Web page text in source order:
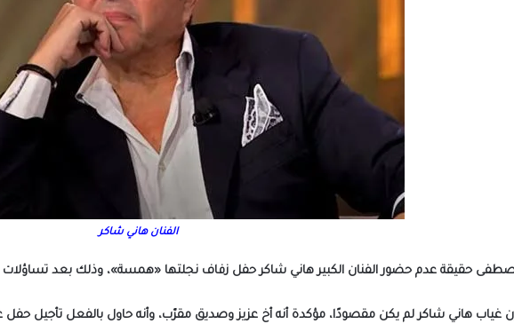
الفنان هاني شاكر
حقيقة عدم حضور الفنان الكبير هاني شاكر حفل زفاف نجلتها «همسة»، وذلك بعد
غياب هاني شاكر لم يكن مقصودًا، مؤكدة أنه أخ عزيز وصديق مقرّب، وأنه حاول بالفعل تأجيل